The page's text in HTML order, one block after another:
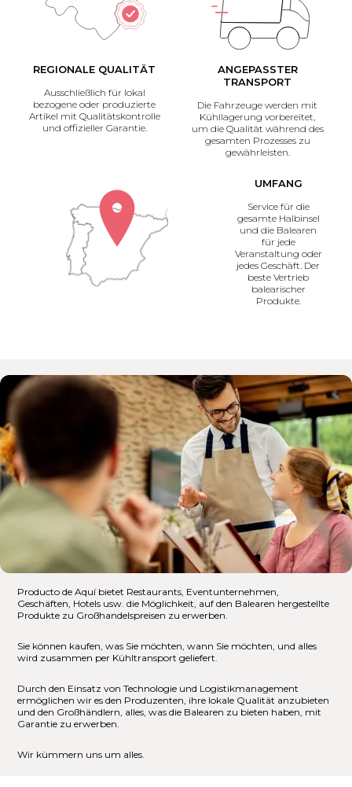
REGIONALE QUALITÄT
Ausschließlich für lokal
bezogene oder produzierte
Artikel mit Qualitätskontrolle
und offizieller Garantie.
ANGEPASSTER
TRANSPORT
Die Fahrzeuge werden mit
Kühllagerung vorbereitet,
um die Qualität während des
gesamten Prozesses zu
gewährleisten.
UMFANG
Service für die
gesamte Halbinsel
und die Balearen
für jede
Veranstaltung oder
jedes Geschäft. Der
beste Vertrieb
balearischer
Produkte.
Producto de Aquí bietet Restaurants, Eventunternehmen,
Geschäften, Hotels usw. die Möglichkeit, auf den Balearen hergestellte
Produkte zu Großhandelspreisen zu erwerben.
Sie können kaufen, was Sie möchten, wann Sie möchten, und alles
wird zusammen per Kühltransport geliefert.
Durch den Einsatz von Technologie und Logistikmanagement
ermöglichen wir es den Produzenten, ihre lokale Qualität anzubieten
und den Großhändlern, alles, was die Balearen zu bieten haben, mit
Garantie zu erwerben.
Wir kümmern uns um alles.